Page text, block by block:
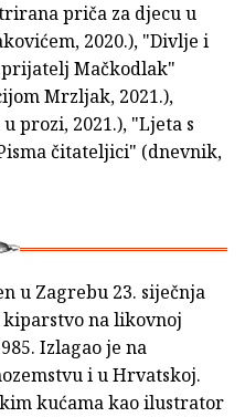
priča za djecu u
2020.), "Divlje i
prijatelj Mačkodlak"
Mrzljak, 2021.),
prozi, 2021.), "Ljeta s
čitateljici" (dnevnik,
u Zagrebu 23. siječnja
kiparstvo na likovnoj
Izlagao je na
i u Hrvatskoj.
kućama kao ilustrator